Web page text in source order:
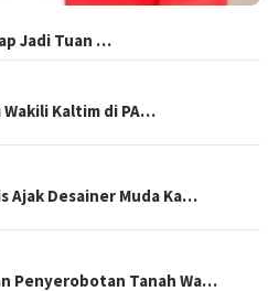
Jadi Tuan …
Kaltim di PA…
Ajak Desainer Muda Ka…
Penyerobotan Tanah Wa…